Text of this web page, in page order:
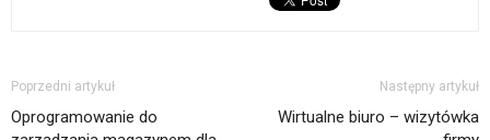
Poprzedni artykuł
Oprogramowanie do
Następny artykuł
Wirtualne biuro – wizytówka